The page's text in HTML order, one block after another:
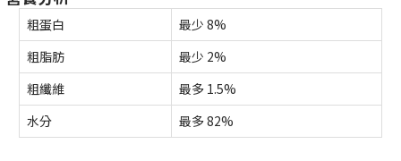
粗蛋白
最少 8%
粗脂肪
最少 2%
粗纖維
最多 1.5%
水分
最多 82%